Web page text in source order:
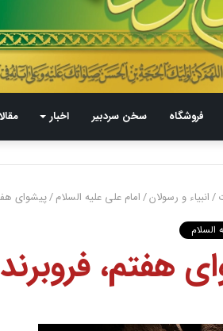
فروشگاه سخن سردبیر اخبار
/انبیاء و رسولان/امام علی علیه السلام/پيشوای
السلام
هفتم،